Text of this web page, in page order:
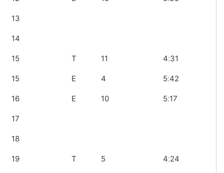
13
14
15 T 11 4ː31
15 E 4 5ː42
16 E 10 5ː17
17
18
19 T 5 4ː24